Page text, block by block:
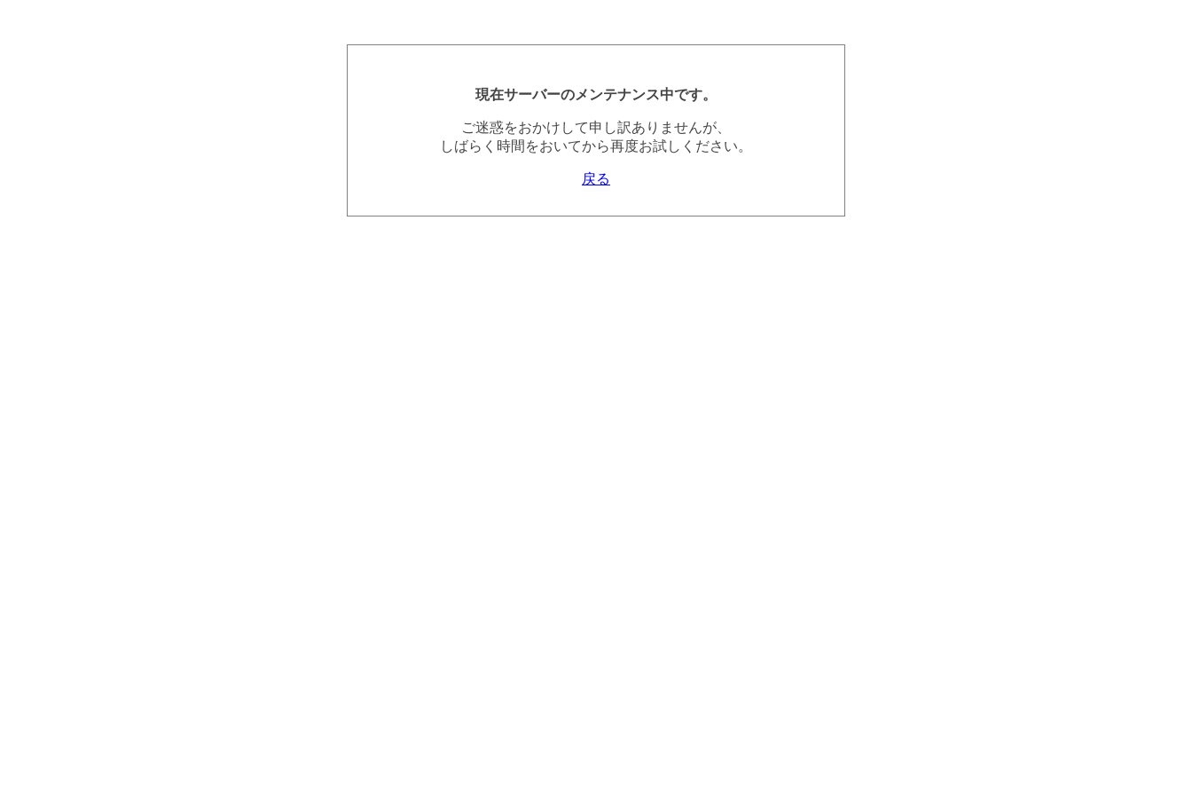
現在サーバーのメンテナンス中です。
ご迷惑をおかけして申し訳ありませんが、
しばらく時間をおいてから再度お試しください。
戻る